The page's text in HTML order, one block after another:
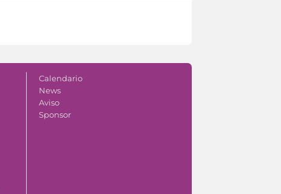
Calendario
News
Aviso
Sponsor